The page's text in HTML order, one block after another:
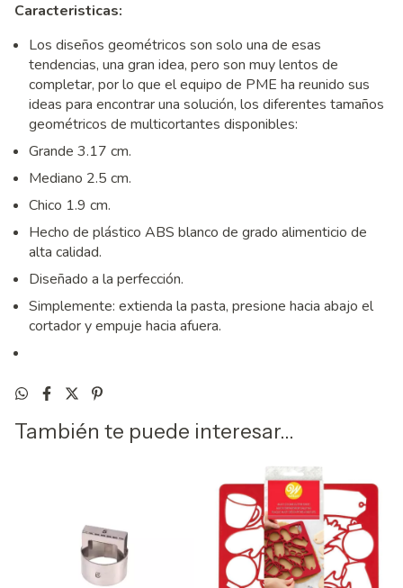
Caracteristicas:
Los diseños geométricos son solo una de esas
tendencias, una gran idea, pero son muy lentos de
completar, por lo que el equipo de PME ha reunido sus
ideas para encontrar una solución, los diferentes tamaños
geométricos de multicortantes disponibles:
Grande 3.17 cm.
Mediano 2.5 cm.
Chico 1.9 cm.
Hecho de plástico ABS blanco de grado alimenticio de
alta calidad.
Diseñado a la perfección.
Simplemente: extienda la pasta, presione hacia abajo el
cortador y empuje hacia afuera.
También te puede interesar...